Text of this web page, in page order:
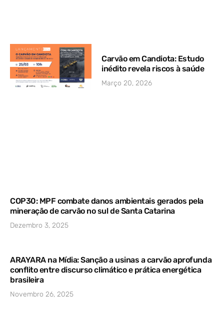
Carvão em Candiota: Estudo
inédito revela riscos à saúde
Março 20, 2026
COP30: MPF combate danos ambientais gerados pela
mineração de carvão no sul de Santa Catarina
Dezembro 3, 2025
ARAYARA na Mídia: Sanção a usinas a carvão aprofunda
conflito entre discurso climático e prática energética
brasileira
Novembro 26, 2025